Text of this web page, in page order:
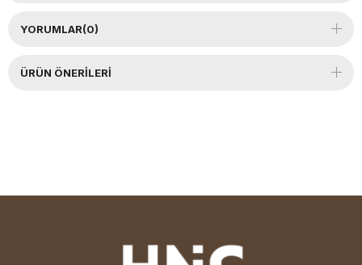
YORUMLAR(0)
ÜRÜN ÖNERILERI